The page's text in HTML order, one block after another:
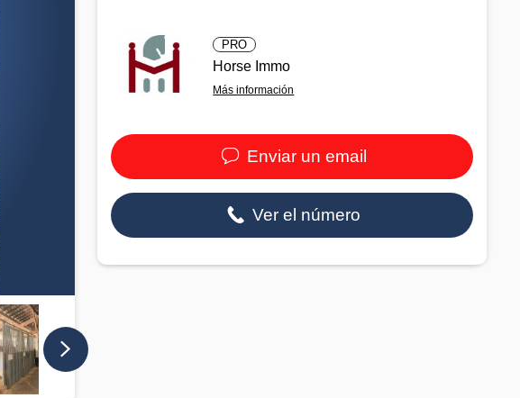
PRO
Horse Immo
Más información
Enviar un email
Ver el número